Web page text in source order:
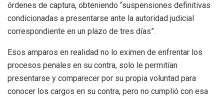
órdenes de captura, obteniendo “suspensiones definitivas
condicionadas a presentarse ante la autoridad judicial
correspondiente en un plazo de tres días”.
Esos amparos en realidad no lo eximen de enfrentar los
procesos penales en su contra, solo le permitían
presentarse y comparecer por su propia voluntad para
conocer los cargos en su contra, pero no cumplió con esa